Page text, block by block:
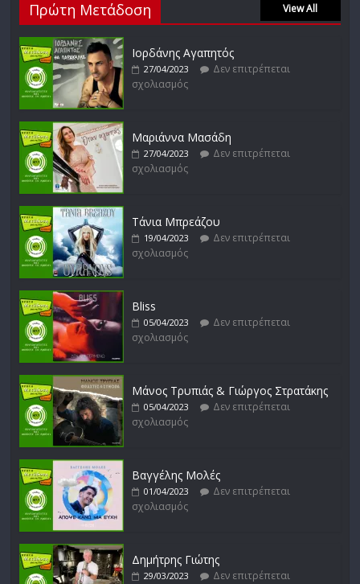
Πρώτη Μετάδοση View All
Ιορδάνης Αγαπητός
27/04/2023
Δεν επιτρέπεται
σχολιασμός
Μαριάννα Μασάδη
27/04/2023
Δεν επιτρέπεται
σχολιασμός
Τάνια Μπρεάζου
19/04/2023
Δεν επιτρέπεται
σχολιασμός
Bliss
05/04/2023
Δεν επιτρέπεται
σχολιασμός
Μάνος Τρυπιάς & Γιώργος Στρατάκης
05/04/2023
Δεν επιτρέπεται
σχολιασμός
Βαγγέλης Μολές
01/04/2023
Δεν επιτρέπεται
σχολιασμός
Δημήτρης Γιώτης
29/03/2023 Δεν επιτρέπεται